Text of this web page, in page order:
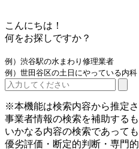
こんにちは！
何をお探しですか？
例）渋谷駅の水まわり修理業者
例）世田谷区の土日にやっている内科
※本機能は検索内容から推定
事業者情報の検索を補助するも
いかなる内容の検索であって
優劣評価・断定的判断・専門